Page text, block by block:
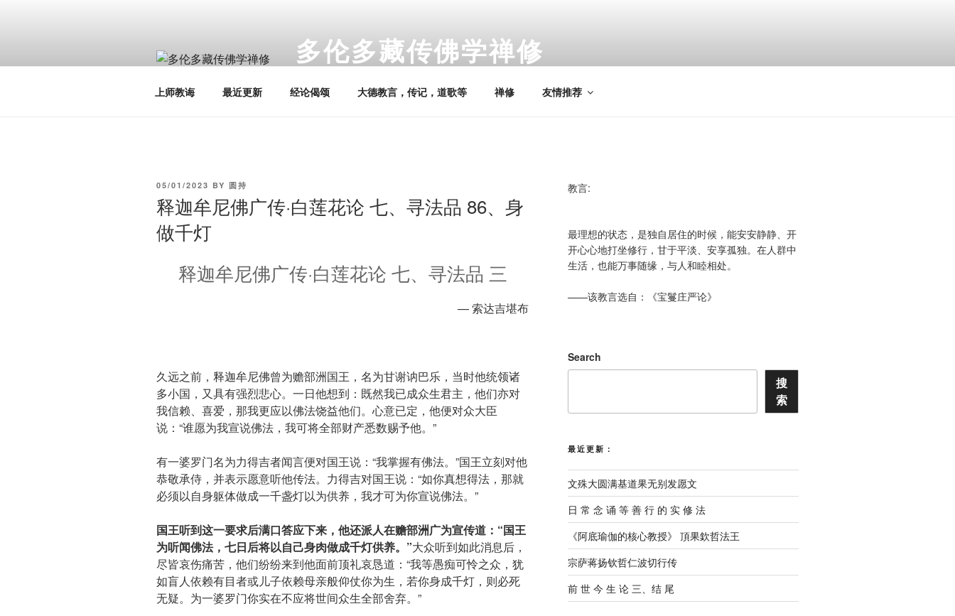
多伦多藏传佛学禅修
上师教诲 最近更新 经论偈颂 大德教言，传记，道歌等 禅修 友情推荐
POSTED
05/01/2023 BY 圆持
释迦牟尼佛广传·白莲花论 七、寻法品 86、身
做千灯
释迦牟尼佛广传·白莲花论 七、寻法品 三
— 索达吉堪布
久远之前，释迦牟尼佛曾为赡部洲国王，名为甘谢讷巴乐，当时他统领诸
多小国，又具有强烈悲心。一日他想到：既然我已成众生君主，他们亦对
我信赖、喜爱，那我更应以佛法饶益他们。心意已定，他便对众大臣
说：“谁愿为我宣说佛法，我可将全部财产悉数赐予他。”
有一婆罗门名为力得吉者闻言便对国王说：“我掌握有佛法。”国王立刻对他
恭敬承侍，并表示愿意听他传法。力得吉对国王说：“如你真想得法，那就
必须以自身躯体做成一千盏灯以为供养，我才可为你宣说佛法。”
国王听到这一要求后满口答应下来，他还派人在赡部洲广为宣传道：“国王
为听闻佛法，七日后将以自己身肉做成千灯供养。”大众听到如此消息后，
尽皆哀伤痛苦，他们纷纷来到他面前顶礼哀恳道：“我等愚痴可怜之众，犹
如盲人依赖有目者或儿子依赖母亲般仰仗你为生，若你身成千灯，则必死
无疑。为一婆罗门你实在不应将世间众生全部舍弃。”
教言:
最理想的状态，是独自居住的时候，能安安静静、开
开心心地打坐修行，甘于平淡、安享孤独。在人群中
生活，也能万事随缘，与人和睦相处。
——该教言选自：《宝鬘庄严论》
Search
搜
索
最近更新：
文殊大圆满基道果无别发愿文
⽇ 常 念 诵 等 善 ⾏ 的 实 修 法
《阿底瑜伽的核心教授》 頂果欽哲法王
宗萨蒋扬钦哲仁波切行传
前 世 今 生 论 三、结 尾